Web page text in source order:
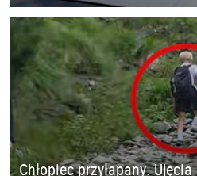
Chłopiec przyłapany.